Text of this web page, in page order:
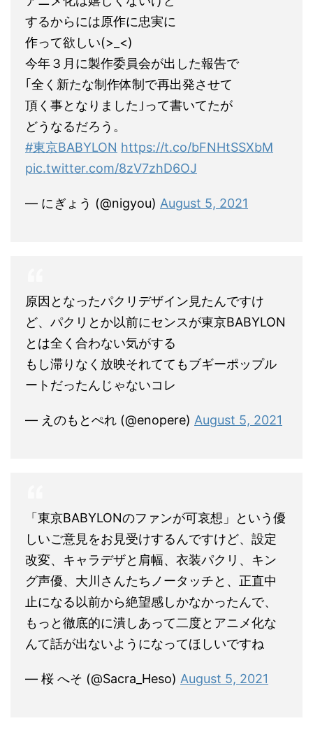
するからには原作に忠実に
作って欲しい(>_<)
今年３月に製作委員会が出した報告で
｢全く新たな制作体制で再出発させて
頂く事となりました｣って書いてたが
どうなるだろう。
#東京BABYLON https://t.co/bFNHtSSXbM
pic.twitter.com/8zV7zhD6OJ
— にぎょう (@nigyou) August 5, 2021
原因となったパクリデザイン見たんですけ
ど、パクリとか以前にセンスが東京BABYLON
とは全く合わない気がする
もし滞りなく放映それててもブギーポップル
ートだったんじゃないコレ
— えのもとぺれ (@enopere) August 5, 2021
「東京BABYLONのファンが可哀想」という優
しいご意見をお見受けするんですけど、設定
改変、キャラデザと肩幅、衣装パクリ、キン
グ声優、大川さんたちノータッチと、正直中
止になる以前から絶望感しかなかったんで、
もっと徹底的に潰しあって二度とアニメ化な
んて話が出ないようになってほしいですね
— 桜 へそ (@Sacra_Heso) August 5, 2021